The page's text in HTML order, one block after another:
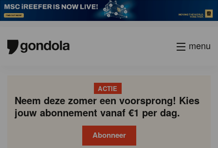
menu
ACTIE
Neem deze zomer een voorsprong! Kies
jouw abonnement vanaf €1 per dag.
Abonneer